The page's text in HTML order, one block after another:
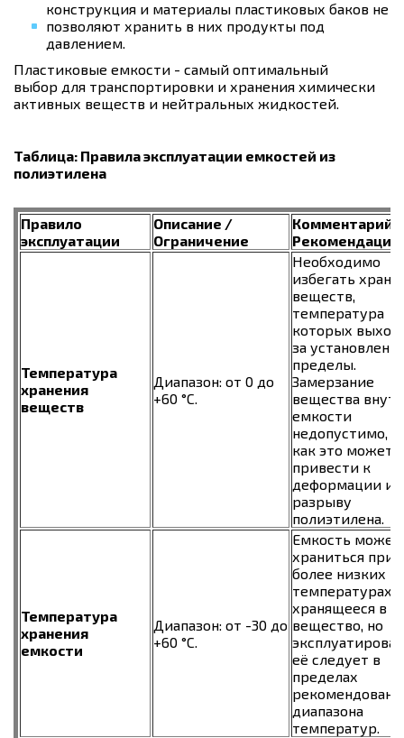
конструкция и материалы пластиковых баков не
позволяют хранить в них продукты под
давлением.
Пластиковые емкости - самый оптимальный
выбор для транспортировки и хранения химически
активных веществ и нейтральных жидкостей.
Таблица: Правила эксплуатации емкостей из
полиэтилена
Правило
эксплуатации
Описание /
Ограничение
Комментарий /
Рекомендации
Температура
хранения
веществ
Диапазон: от 0 до
+60 °C.
Необходимо
избегать
веществ,
температура
которых
за
пределы.
Замерзание
вещества
емкости
недопустимо,
как это может
привести к
деформации
разрыву
полиэтилена.
Температура
хранения
емкости
Диапазон: от -30 до
+60 °C.
Емкость может
храниться при
более низких
температурах,
хранящееся в
вещество, но
её следует в
пределах
диапазона
температур.